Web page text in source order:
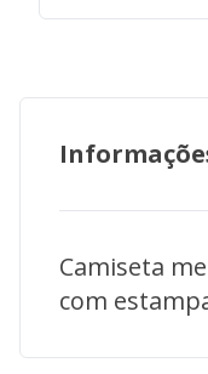
Camiseta
com